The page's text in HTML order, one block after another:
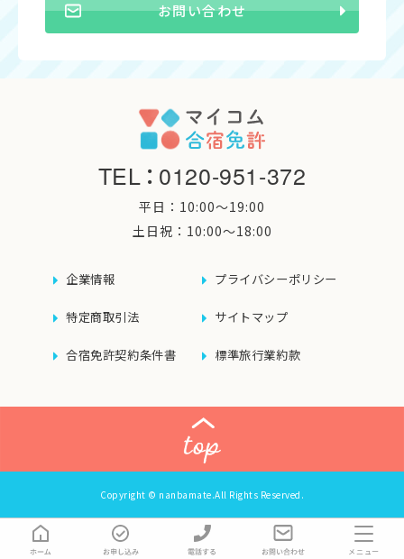
お問い合わせ
TEL：0120-951-372
平日：10:00〜19:00
土日祝：10:00〜18:00
企業情報 プライバシーポリシー
特定商取引法 サイトマップ
合宿免許契約条件書 標準旅行業約款
Copyright © nanbamate.All Rights Reserved.
メニュー